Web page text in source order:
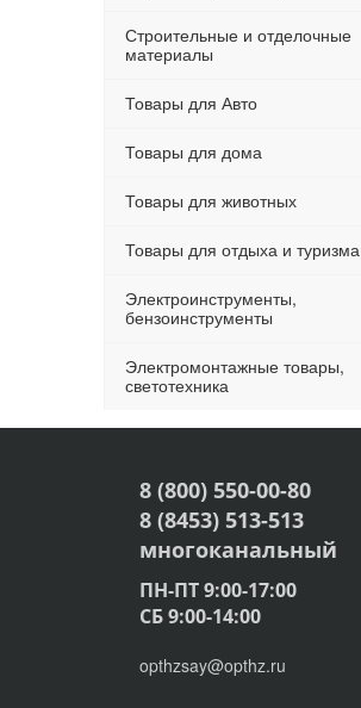
Строительные и отделочные
материалы
Товары для Авто
Товары для дома
Товары для животных
Товары для отдыха и туризма
Электроинструменты,
бензоинструменты
Электромонтажные товары,
светотехника
8 (800) 550-00-80
8 (8453) 513-513
многоканальный
ПН-ПТ 9:00-17:00
СБ 9:00-14:00
opthzsay@opthz.ru